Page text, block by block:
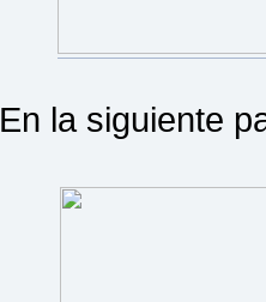
En la siguiente